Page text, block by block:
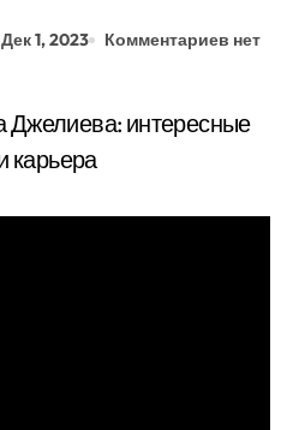
Дек 1, 2023 Комментариев нет